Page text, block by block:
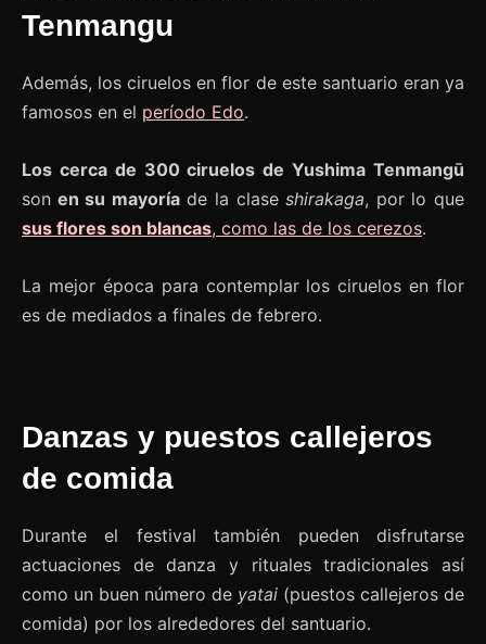
Tenmangu
Además, los ciruelos en flor de este santuario eran ya
famosos en el período Edo.
Los cerca de 300 ciruelos de Yushima Tenmangū
son en su mayoríade la claseshirakaga, por lo que
sus flores son blancas, como las de los cerezos.
La mejor época para contemplar los ciruelos en flor
es de mediados a finales de febrero.
Danzas y puestos callejeros
de comida
Durante el festival también pueden disfrutarse
actuaciones de danza y rituales tradicionales así
como un buen número de yatai (puestos callejeros de
comida) por los alrededores del santuario.